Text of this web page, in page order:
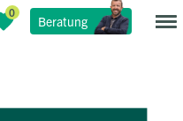
Beratung